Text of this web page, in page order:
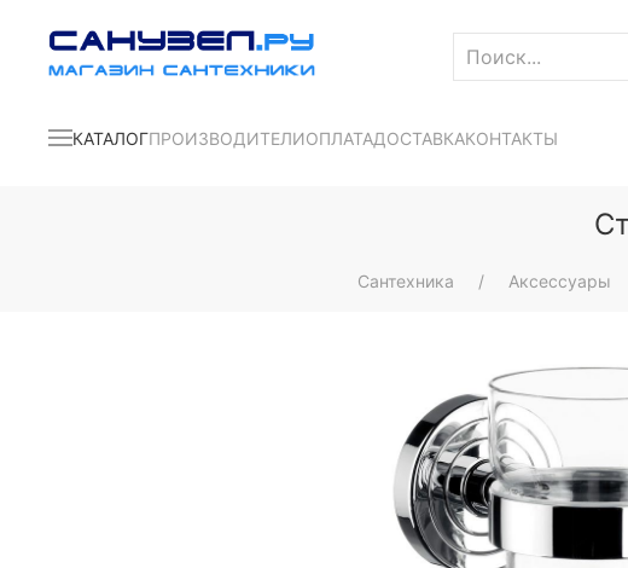
КАТАЛОГПРОИЗВОДИТЕЛИОПЛАТАДОСТАВКАКОНТАКТЫ
Сантехника Аксессуары